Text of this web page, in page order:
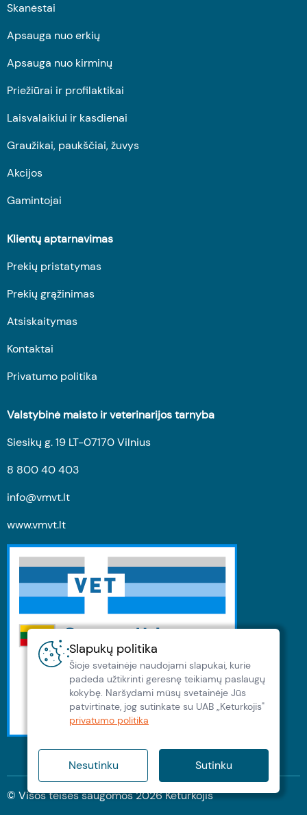
Slapukų politika
Šioje svetainėje naudojami slapukai, kurie
padeda užtikrinti geresnę teikiamų paslaugų
kokybę. Naršydami müsų svetainėje Jūs
patvirtinate, jog sutinkate su UAB „Keturkojis"
privatumo politika
Nesutinku Sutinku
Skanėstai
Apsauga nuo erkių
Apsauga nuo kirminų
Priežiūrai ir profilaktikai
Laisvalaikiui ir kasdienai
Graužikai, paukščiai, žuvys
Akcijos
Gamintojai
Klientų aptarnavimas
Prekių pristatymas
Prekių grąžinimas
Atsiskaitymas
Kontaktai
Privatumo politika
Valstybinė maisto ir veterinarijos tarnyba
Siesikų g. 19 LT-07170 Vilnius
8 800 40 403
info@vmvt.lt
www.vmvt.lt
© Visos teisės saugomos2026Keturkojis